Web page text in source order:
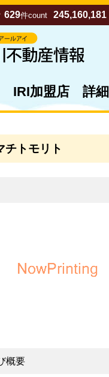
629件count 245,160,181
IRI加盟店 詳細
チトモリト
概要